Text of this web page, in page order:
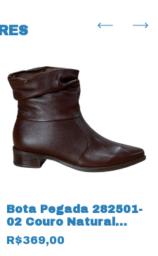
Bota Pegada 282501-
02 Couro Natural
Frontier 19805 Pinhão
R$369,00